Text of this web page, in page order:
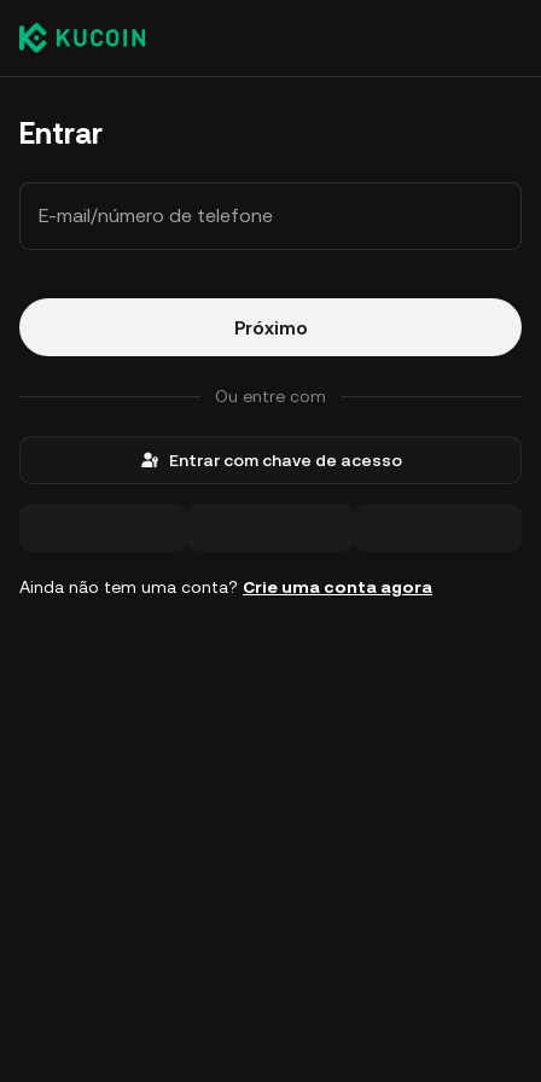
Entrar
E-mail/número de telefone
Próximo
Ou entre com
Entrar com chave de acesso
Ainda não tem uma conta? Crie uma conta agora